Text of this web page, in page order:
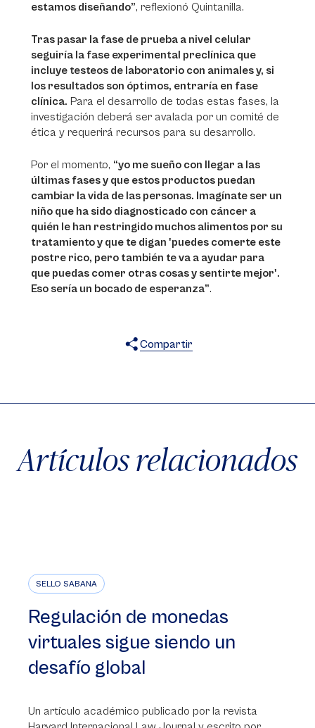
estamos diseñando”, reflexionó Quintanilla.
Tras pasar la fase de prueba a nivel celular
seguiría la fase experimental preclínica que
incluye testeos de laboratorio con animales y, si
los resultados son óptimos, entraría en fase
clínica. Para el desarrollo de todas estas fases, la
investigación deberá ser avalada por un comité de
ética y requerirá recursos para su desarrollo.
Por el momento, “yo me sueño con llegar a las
últimas fases y que estos productos puedan
cambiar la vida de las personas. Imagínate ser un
niño que ha sido diagnosticado con cáncer a
quién le han restringido muchos alimentos por su
tratamiento y que te digan 'puedes comerte este
postre rico, pero también te va a ayudar para
que puedas comer otras cosas y sentirte mejor'.
Eso sería un bocado de esperanza”.
Compartir
Artículos relacionados
SELLO SABANA
Regulación de monedas
virtuales sigue siendo un
desafío global
Un artículo académico publicado por la revista